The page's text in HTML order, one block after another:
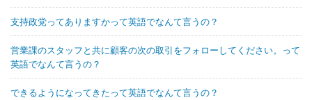
支持政党ってありますかって英語でなんて言うの？
営業課のスタッフと共に顧客の次の取引をフォローしてください。って
英語でなんて言うの？
できるようになってきたって英語でなんて言うの？